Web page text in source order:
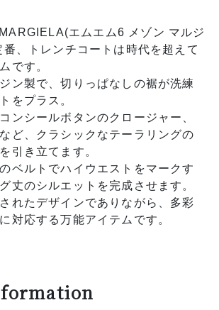
エムエム6 メゾン マルジ
番、トレンチコートは時代を超えて
です。
ン製で、切りっぱなしの裾が洗練
をプラス。
ンシールボタンのクロージャー、
ど、クラシックなテーラリングの
引き立てます。
ベルトでハイウエストをマークす
丈のシルエットを完成させます。
れたデザインでありながら、多彩
対応する万能アイテムです。